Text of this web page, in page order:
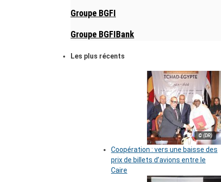
Groupe BGFI
Groupe BGFIBank
Les plus récents
© (DR)
Coopération : vers une baisse des
prix de billets d’avions entre le
Caire